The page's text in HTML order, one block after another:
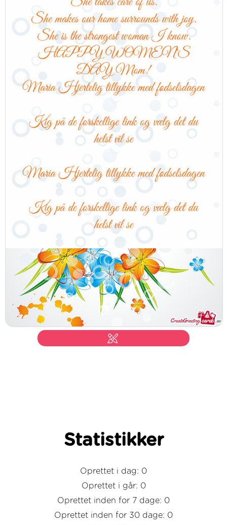
Statistikker
Oprettet i dag: 0
Oprettet i går: 0
Oprettet inden for 7 dage: 0
Oprettet inden for 30 dage: 0